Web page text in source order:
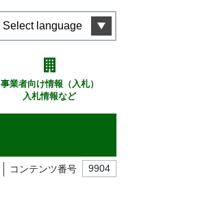
Select language
事業者向け情報（入札）
入札情報など
コンテンツ番号 9904